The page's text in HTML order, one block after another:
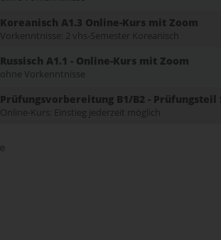
Koreanisch A1.3 Online-Kurs mit Zoom
Vorkenntnisse: 2 vhs-Semester Koreanisch
Russisch A1.1 - Online-Kurs mit Zoom
ohne Vorkenntnisse
Prüfungsvorbereitung B1/B2 - Prüfungsteil
Online-Kurs: Einstieg jederzeit möglich